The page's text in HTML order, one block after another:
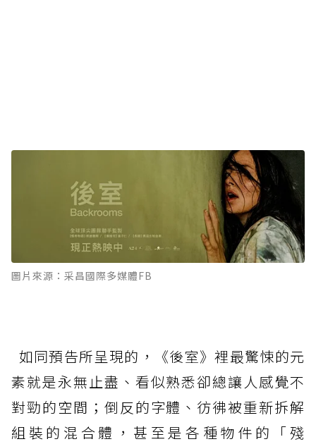
圖片來源：采昌國際多媒體FB
如同預告所呈現的，《後室》裡最驚悚的元
素就是永無止盡、看似熟悉卻總讓人感覺不
對勁的空間；倒反的字體、彷彿被重新拆解
組裝的混合體，甚至是各種物件的「殘